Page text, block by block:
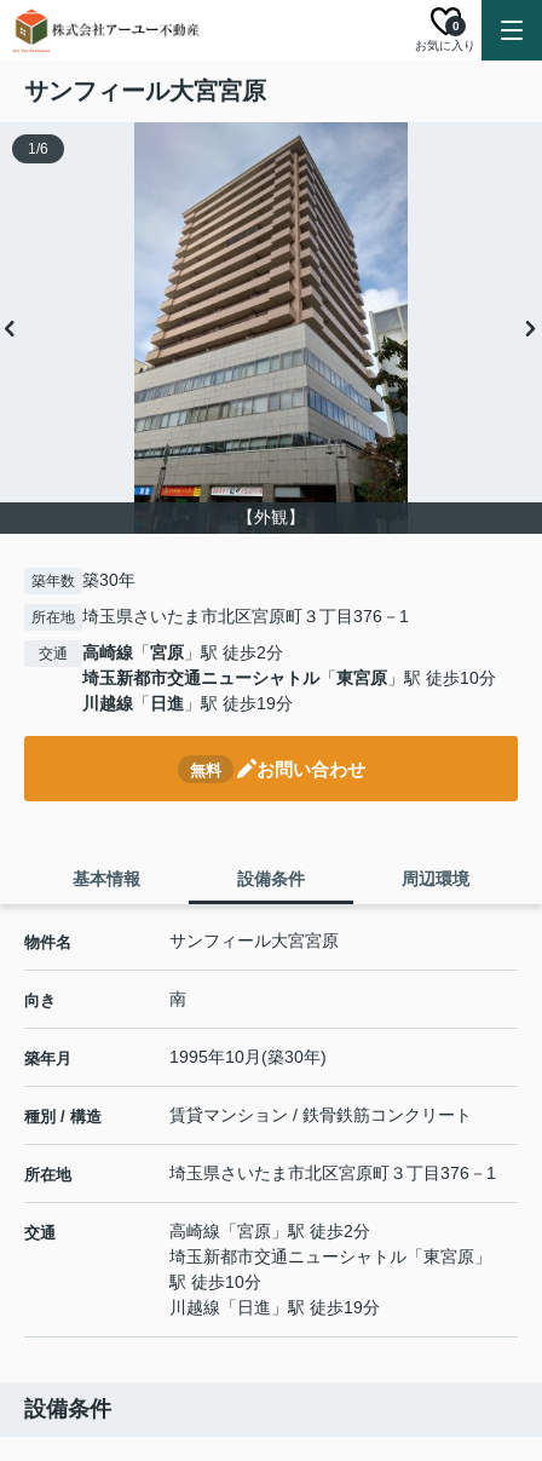
お気に入り
0
サンフィール大宮宮原
【外観】
1/6
築年数 築30年
所在地 埼玉県さいたま市北区宮原町３丁目376－1
交通 高崎線 「宮原 」駅 徒歩2分
埼玉新都市交通ニューシャトル「東宮原 」駅 徒歩10分
川越線 「 日進 」駅 徒歩19分
無料 お問い合わせ
基本情報 設備条件 周辺環境
物件名 サンフィール大宮宮原
向き 南
築年月 1995年10月(築30年)
種別 / 構造 賃貸マンション / 鉄骨鉄筋コンクリート
所在地 埼玉県さいたま市北区宮原町３丁目376－1
交通 高崎線 「宮原 」駅 徒歩2分
埼玉新都市交通ニューシャトル 「東宮原 」
駅 徒歩10分
川越線 「 日進 」駅 徒歩19分
設備条件